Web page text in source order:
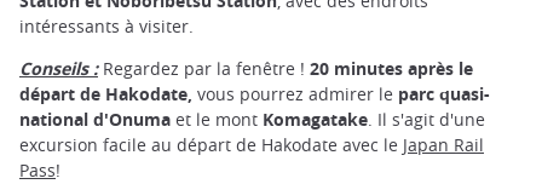
intéressants à visiter.
Conseils :Regardez par la fenêtre ! 20 minutes après le
départ de Hakodate, vous pourrez admirer le parc quasi-
national d'Onuma et le mont Komagatake. Il s'agit d'une
excursion facile au départ de Hakodate avec le Japan Rail
Pass!